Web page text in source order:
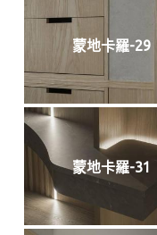
蒙地卡羅-29
蒙地卡羅-31